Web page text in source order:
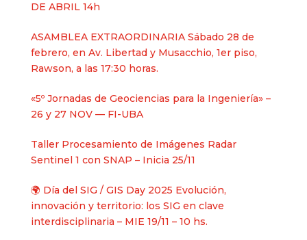
DE ABRIL 14h
ASAMBLEA EXTRAORDINARIA Sábado 28 de
febrero, en Av. Libertad y Musacchio, 1er piso,
Rawson, a las 17:30 horas.
«5º Jornadas de Geociencias para la Ingeniería» –
26 y 27 NOV — FI-UBA
Taller Procesamiento de Imágenes Radar
Sentinel 1 con SNAP – Inicia 25/11
🌍 Día del SIG / GIS Day 2025 Evolución,
innovación y territorio: los SIG en clave
interdisciplinaria – MIE 19/11 – 10 hs.